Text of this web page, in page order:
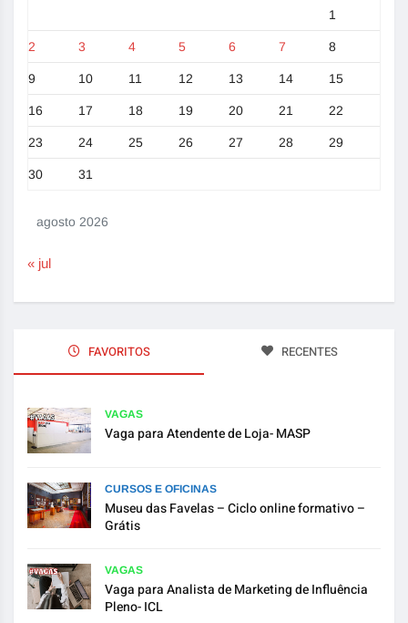
agosto 2026
1
2 3 4 5 6 7 8
9 10 11 12 13 14 15
16 17 18 19 20 21 22
23 24 25 26 27 28 29
30 31
« jul
FAVORITOS RECENTES
VAGAS
Vaga para Atendente de Loja- MASP
CURSOS E OFICINAS
Museu das Favelas – Ciclo online formativo –
Grátis
VAGAS
Vaga para Analista de Marketing de Influência
Pleno- ICL